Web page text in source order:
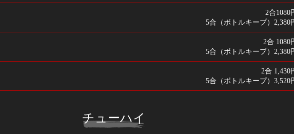
2合1080
5合（ボトルキープ）2,380
2合 1080
5合（ボトルキープ）2,380
2合 1,430
5合（ボトルキープ）3,520
チューハイ